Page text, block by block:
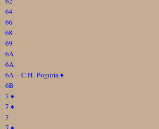
64
66
68
69
6A
6A
6A – C.H. Pogoria♦
6B
7♦
7♦
7
7♦